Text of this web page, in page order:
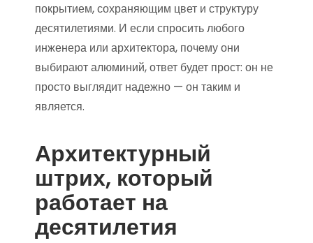
покрытием, сохраняющим цвет и структуру
десятилетиями. И если спросить любого
инженера или архитектора, почему они
выбирают алюминий, ответ будет прост: он не
просто выглядит надежно — он таким и
является.
Архитектурный
штрих, который
работает на
десятилетия